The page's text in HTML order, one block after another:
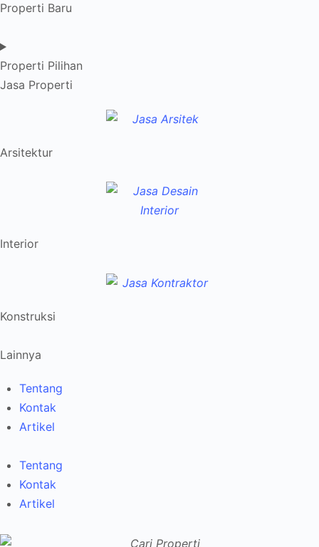
Properti Baru
Properti Pilihan
Jasa Properti
Arsitektur
Interior
Konstruksi
Lainnya
Tentang
Kontak
Artikel
Tentang
Kontak
Artikel